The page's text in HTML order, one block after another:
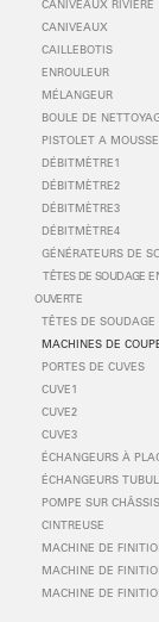
CANIVEAUX RIVIÈRE
CANIVEAUX
CAILLEBOTIS
ENROULEUR
MÉLANGEUR
BOULE DE
PISTOLET A MOUSSE
DÉBITMÈTRE1
DÉBITMÈTRE2
DÉBITMÈTRE3
DÉBITMÈTRE4
GÉNÉRATEURS DE
TÊTES DE SOUDAGE
OUVERTE
TÊTES DE SOUDAGE
MACHINES DE
PORTES DE CUVES
CUVE1
CUVE2
CUVE3
ÉCHANGEURS À
ÉCHANGEURS
POMPE SUR
CINTREUSE
MACHINE DE
MACHINE DE
MACHINE DE